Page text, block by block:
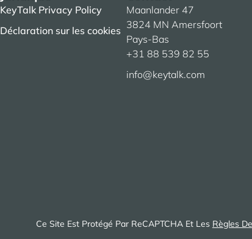
KeyTalk Privacy Policy
Déclaration sur les cookies
Maanlander 47
3824 MN Amersfoort
Pays-Bas
+31 88 539 82 55
info@keytalk.com
Ce Site Est Protégé Par ReCAPTCHA Et Les Règles